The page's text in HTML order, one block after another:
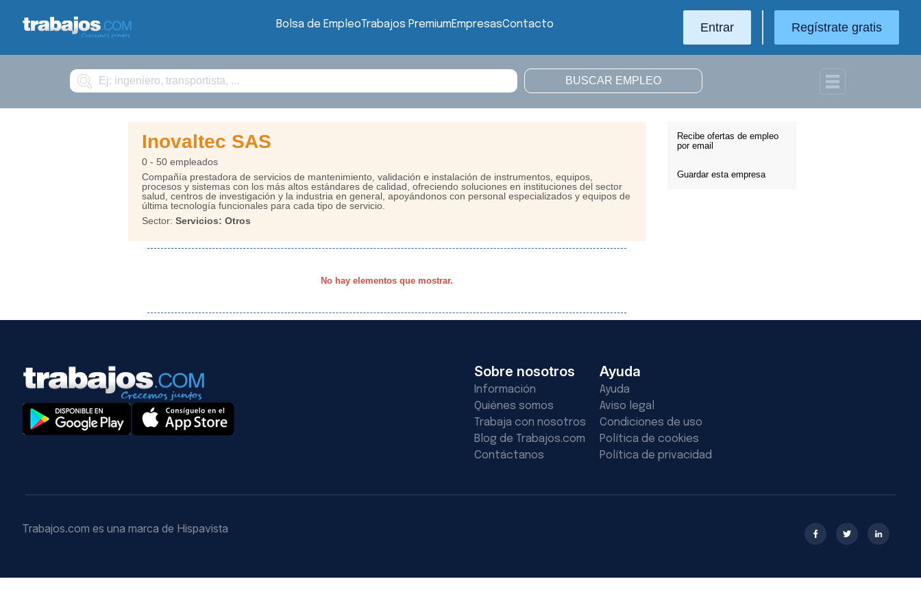
Bolsa de EmpleoTrabajos PremiumEmpresasContacto Entrar Regístrate gratis
Buscar
Recibe ofertas de empleo
por email
Guardar esta empresa
Inovaltec SAS
0 - 50 empleados
Compañía prestadora de servicios de mantenimiento, validación e instalación de instrumentos, equipos,
procesos y sistemas con los más altos estándares de calidad, ofreciendo soluciones en instituciones del sector
salud, centros de investigación y la industria en general, apoyándonos con personal especializados y equipos de
última tecnología funcionales para cada tipo de servicio.
Sector: Servicios: Otros
No hay elementos que mostrar.
Sobre nosotros
Información
Quiénes somos
Trabaja con nosotros
Blog de Trabajos.com
Contáctanos
Ayuda
Ayuda
Aviso legal
Condiciones de uso
Política de cookies
Política de privacidad
Trabajos.com es una marca de Hispavista